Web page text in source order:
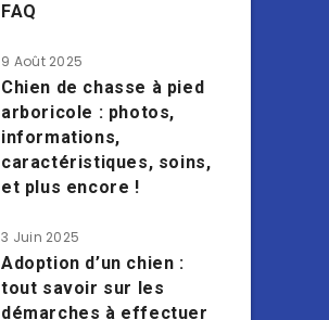
FAQ
9 Août 2025
Chien de chasse à pied
arboricole : photos,
informations,
caractéristiques, soins,
et plus encore !
3 Juin 2025
Adoption d’un chien :
tout savoir sur les
démarches à effectuer